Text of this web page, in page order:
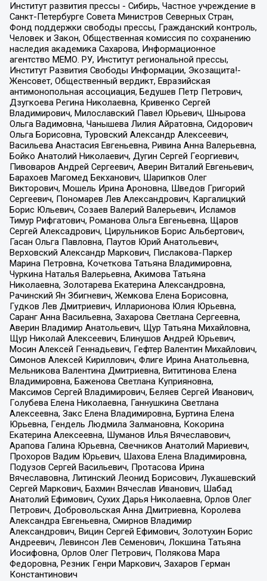
Институт развития прессы - Сибирь, Частное учреждение в
Санкт-Петербурге Совета Министров Северных Стран,
Фонд поддержки свободы прессы, Гражданский контроль,
Человек и Закон, Общественная комиссия по сохранению
наследия академика Сахарова, Информационное
агентство МЕМО. РУ, Институт региональной прессы,
Институт Развития Свободы Информации, Экозащита!-
Женсовет, Общественный вердикт, Евразийская
антимонопольная ассоциация, Бедушев Петр Петрович,
Дзугкоева Регина Николаевна, Кривенко Сергей
Владимирович, Милославский Павел Юрьевич, Шнырова
Ольга Вадимовна, Чанышева Лилия Айратовна, Сидорович
Ольга Борисовна, Туровский Александр Алексеевич,
Васильева Анастасия Евгеньевна, Ривина Анна Валерьевна,
Бойко Анатолий Николаевич, Дугин Сергей Георгиевич,
Пивоваров Андрей Сергеевич, Аверин Виталий Евгеньевич,
Барахоев Магомед Бекханович, Шарипков Олег
Викторович, Мошель Ирина Ароновна, Шведов Григорий
Сергеевич, Пономарев Лев Александрович, Каргалицкий
Борис Юльевич, Созаев Валерий Валерьевич, Исламов
Тимур Рифгатович, Романова Ольга Евгеньевна, Щаров
Сергей Алексадрович, Цирульников Борис Альбертович,
Гасан Ольга Павловна, Паутов Юрий Анатольевич,
Верховский Александр Маркович, Пислакова-Паркер
Марина Петровна, Кочеткова Татьяна Владимировна,
Чуркина Наталья Валерьевна, Акимова Татьяна
Николаевна, Золотарева Екатерина Александровна,
Рачинский Ян Збигневич, Жемкова Елена Борисовна,
Гудков Лев Дмитриевич, Илларионова Юлия Юрьевна,
Саранг Анна Васильевна, Захарова Светлана Сергеевна,
Аверин Владимир Анатольевич, Щур Татьяна Михайловна,
Щур Николай Алексеевич, Блинушов Андрей Юрьевич,
Мосин Алексей Геннадьевич, Гефтер Валентин Михайлович,
Симонов Алексей Кириллович, Флиге Ирина Анатольевна,
Мельникова Валентина Дмитриевна, Вититинова Елена
Владимировна, Баженова Светлана Куприяновна,
Максимов Сергей Владимирович, Беляев Сергей Иванович,
Голубева Елена Николаевна, Ганнушкина Светлана
Алексеевна, Закс Елена Владимировна, Буртина Елена
Юрьевна, Гендель Людмила Залмановна, Кокорина
Екатерина Алексеевна, Шуманов Илья Вячеславович,
Арапова Галина Юрьевна, Свечников Анатолий Мариевич,
Прохоров Вадим Юрьевич, Шахова Елена Владимировна,
Подузов Сергей Васильевич, Протасова Ирина
Вячеславовна, Литинский Леонид Борисович, Лукашевский
Сергей Маркович, Бахмин Вячеслав Иванович, Шабад
Анатолий Ефимович, Сухих Дарья Николаевна, Орлов Олег
Петрович, Добровольская Анна Дмитриевна, Королева
Александра Евгеньевна, Смирнов Владимир
Александрович, Вицин Сергей Ефимович, Золотухин Борис
Андреевич, Левинсон Лев Семенович, Локшина Татьяна
Иосифовна, Орлов Олег Петрович, Полякова Мара
Федоровна, Резник Генри Маркович, Захаров Герман
Константинович